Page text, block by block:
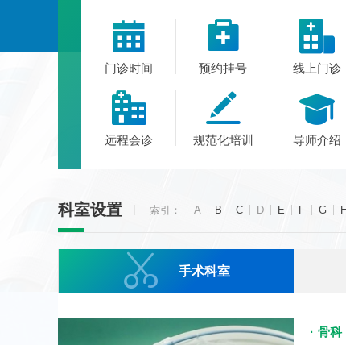

门诊时间

预约挂号

线上门诊

远程会诊

规范化培训

导师介绍
科室设置 索引： A B C D E F G H
 手术科室
骨科